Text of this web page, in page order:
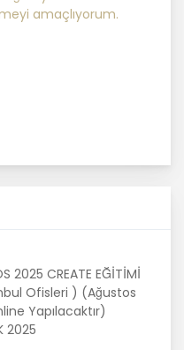
PAZARLAMA
güncel
ve bu
almak
kurmakla
Amaçlarla
amaçlıyorum.
2025 CREATE EĞİTİMİ
Ofisleri ) (Ağustos
Yapılacaktır)
2025